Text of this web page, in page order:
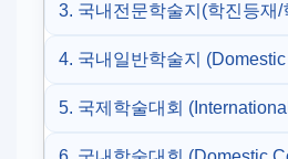
3. 국내전문학술지(학진등재
4. 국내일반학술지
5. 국제학술대회